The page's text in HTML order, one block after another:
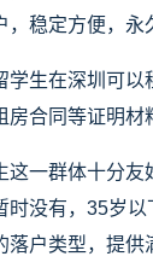
稳定方便，永
学生在深圳可
合同等证明材
这一群体十分
时没有，35岁
户类型，提供